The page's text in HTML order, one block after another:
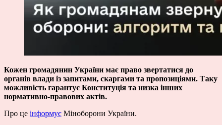
Кожен громадянин України має право звертатися до
органів влади із запитами, скаргами та пропозиціями. Таку
можливість гарантує Конституція та низка інших
нормативно-правових актів.
Про це інформує Міноборони України.